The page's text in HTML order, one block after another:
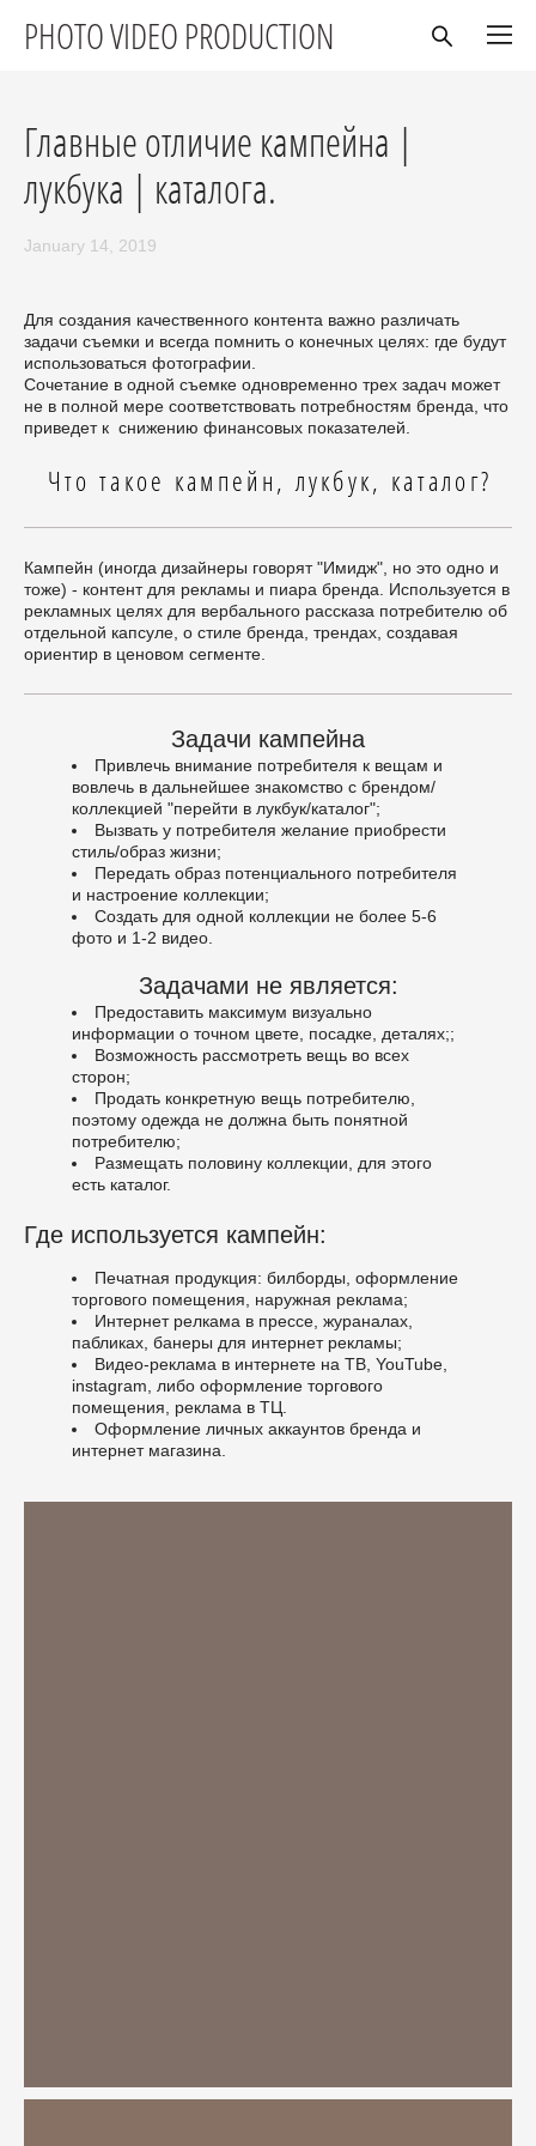
PHOTO VIDEO PRODUCTION
Главные отличие кампейна |
лукбука | каталога.
January 14, 2019
Для создания качественного контента важно различать
задачи съемки и всегда помнить о конечных целях: где будут
использоваться фотографии.
Сочетание в одной съемке одновременно трех задач может
не в полной мере соответствовать потребностям бренда, что
приведет к снижению финансовых показателей.
Что такое кампейн, лукбук, каталог?
Кампейн (иногда дизайнеры говорят "Имидж", но это одно и
тоже) - контент для рекламы и пиара бренда. Используется в
рекламных целях для вербального рассказа потребителю об
отдельной капсуле, о стиле бренда, трендах, создавая
ориентир в ценовом сегменте.
Задачи кампейна
Привлечь внимание потребителя к вещам и
вовлечь в дальнейшее знакомство с брендом/
коллекцией "перейти в лукбук/каталог";
Вызвать у потребителя желание приобрести
стиль/образ жизни;
Передать образ потенциального потребителя
и настроение коллекции;
Создать для одной коллекции не более 5-6
фото и 1-2 видео.
Задачами не является:
Предоставить максимум визуально
информации о точном цвете, посадке, деталях;;
Возможность рассмотреть вещь во всех
сторон;
Продать конкретную вещь потребителю,
поэтому одежда не должна быть понятной
потребителю;
Размещать половину коллекции, для этого
есть каталог.
Где используется кампейн:
Печатная продукция: билборды, оформление
торгового помещения, наружная реклама;
Интернет релкама в прессе, жураналах,
пабликах, банеры для интернет рекламы;
Видео-реклама в интернете на ТВ, YouTube,
instagram, либо оформление торгового
помещения, реклама в ТЦ.
Оформление личных аккаунтов бренда и
интернет магазина.